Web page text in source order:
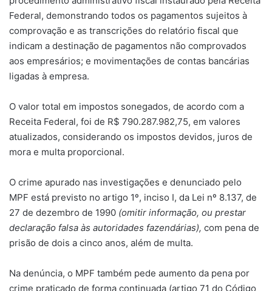
Federal, demonstrando todos os pagamentos sujeitos à
comprovação e as transcrições do relatório fiscal que
indicam a destinação de pagamentos não comprovados
aos empresários; e movimentações de contas bancárias
ligadas à empresa.
O valor total em impostos sonegados, de acordo com a
Receita Federal, foi de R$ 790.287.982,75, em valores
atualizados, considerando os impostos devidos, juros de
mora e multa proporcional.
O crime apurado nas investigações e denunciado pelo
MPF está previsto no artigo 1º, inciso I, da Lei nº 8.137, de
27 de dezembro de 1990 (omitir informação, ou prestar
declaração falsa às autoridades fazendárias), com pena de
prisão de dois a cinco anos, além de multa.
Na denúncia, o MPF também pede aumento da pena por
crime praticado de forma continuada (artigo 71 do Código